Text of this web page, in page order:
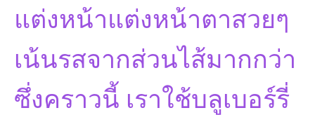
แต่งหน้าแต่งหน้าตาสวยๆ
เน้นรสจากส่วนไส้มากกว่า
ซึ่งคราวนี้ เราใช้บลูเบอร์รี่